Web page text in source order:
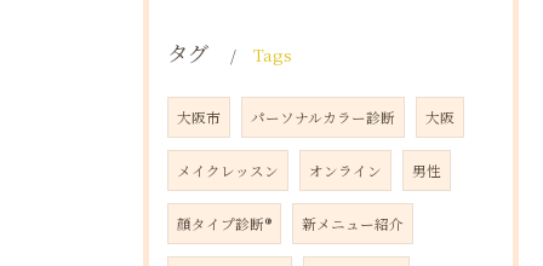
タグ Tags
大阪市 パーソナルカラー診断 大阪
メイクレッスン オンライン 男性
顔タイプ診断®️ 新メニュー紹介